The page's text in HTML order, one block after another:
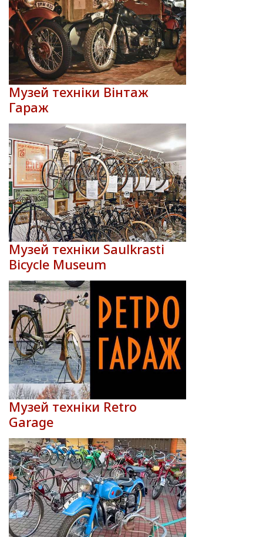
Музей техніки Вінтаж
Гараж
Музей техніки Saulkrasti
Bicycle Museum
Музей техніки Retro
Garage